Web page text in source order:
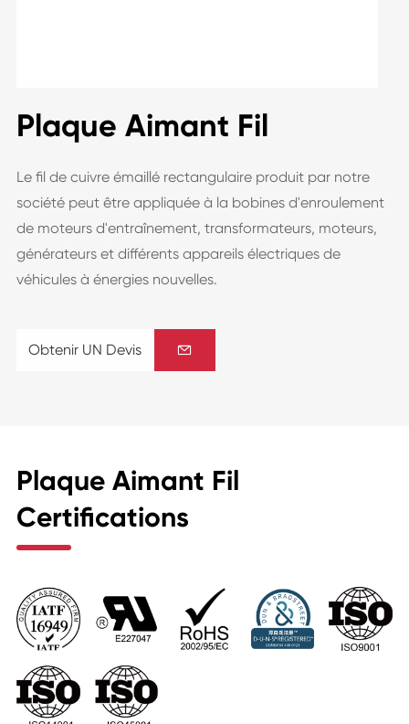
Plaque Aimant Fil
Le fil de cuivre émaillé rectangulaire produit par notre
société peut être appliquée à la bobines d'enroulement
de moteurs d'entraînement, transformateurs, moteurs,
générateurs et différents appareils électriques de
véhicules à énergies nouvelles.
Obtenir UN Devis 
Plaque Aimant Fil
Certifications